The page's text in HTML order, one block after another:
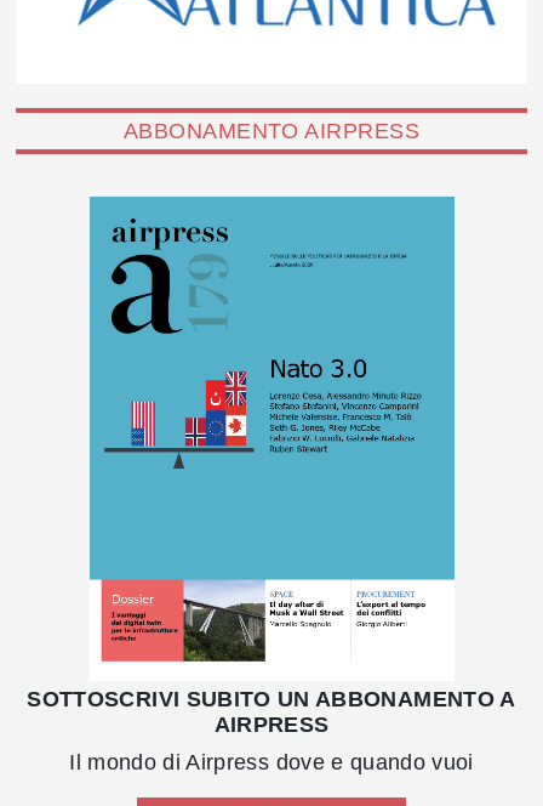
ABBONAMENTO AIRPRESS
SOTTOSCRIVI SUBITO UN ABBONAMENTO A
AIRPRESS
Il mondo di Airpress dove e quando vuoi